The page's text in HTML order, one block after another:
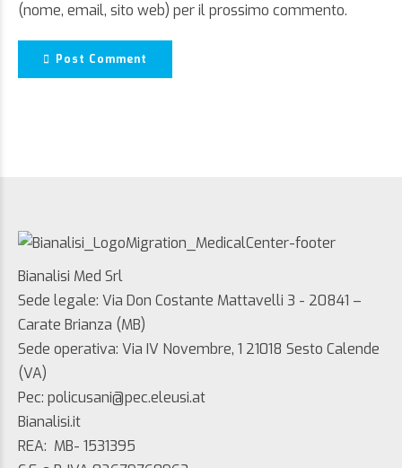
(nome, email, sito web) per il prossimo commento.
Post Comment
Bianalisi Med Srl
Sede legale: Via Don Costante Mattavelli 3 - 20841 –
Carate Brianza (MB)
Sede operativa: Via IV Novembre, 1 21018 Sesto Calende
(VA)
Pec: policusani@pec.eleusi.at
Bianalisi.it
REA: MB- 1531395